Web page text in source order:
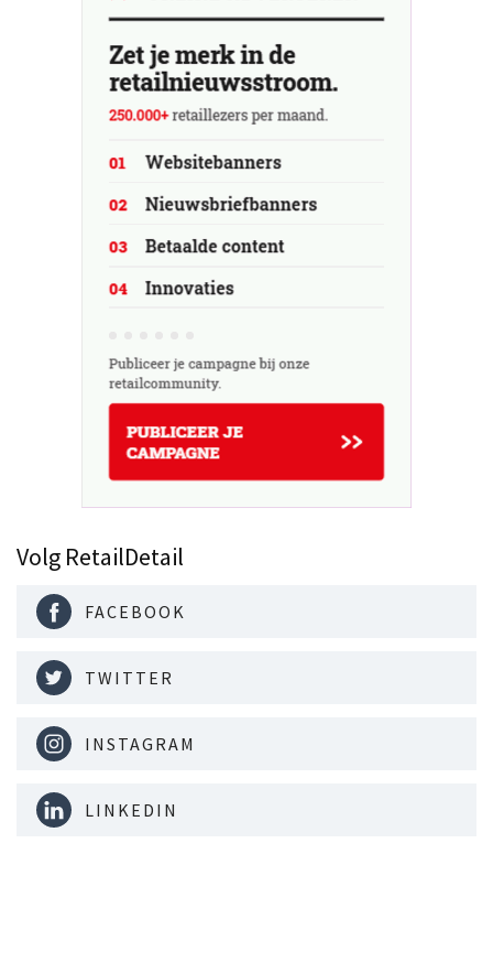
Volg RetailDetail
FACEBOOK
TWITTER
INSTAGRAM
LINKEDIN